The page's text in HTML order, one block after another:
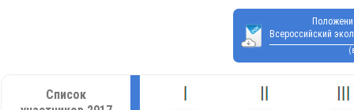
Всероссийский
Список